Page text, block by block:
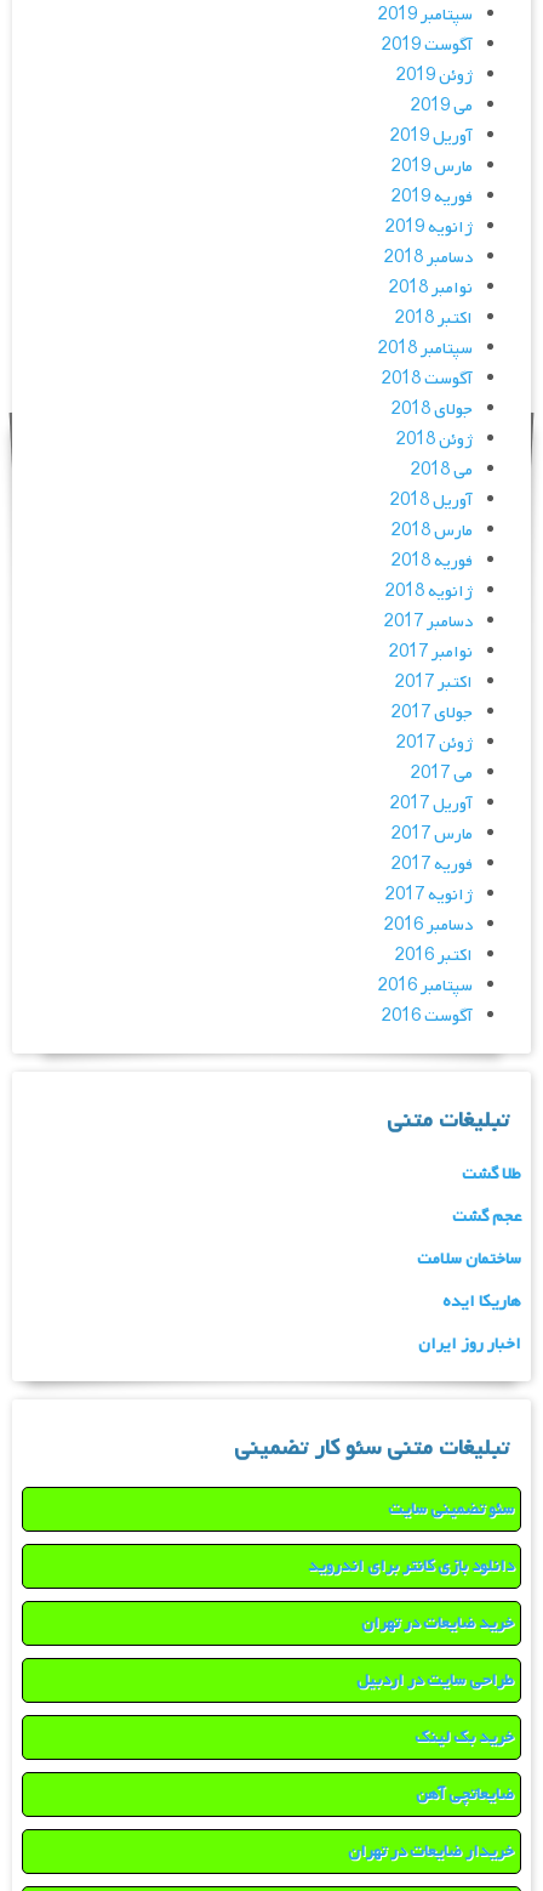
سپتامبر 2019
آگوست 2019
ژوئن 2019
می 2019
آوریل 2019
مارس 2019
فوریه 2019
ژانویه 2019
دسامبر 2018
نوامبر 2018
اکتبر 2018
سپتامبر 2018
آگوست 2018
جولای 2018
ژوئن 2018
می 2018
آوریل 2018
مارس 2018
فوریه 2018
ژانویه 2018
دسامبر 2017
نوامبر 2017
اکتبر 2017
جولای 2017
ژوئن 2017
می 2017
آوریل 2017
مارس 2017
فوریه 2017
ژانویه 2017
دسامبر 2016
اکتبر 2016
سپتامبر 2016
آگوست 2016
تبلیغات متنی
طلا گشت
عجم گشت
ساختمان سلامت
هاریکا ایده
اخبار روز ایران
تبلیغات متنی سئو کار تضمینی
سئو تضمینی سایت
دانلود بازی کانتر برای اندروید
خرید ضایعات در تهران
طراحی سایت در اردبیل
خرید بک لینک
ضایعاتچی آهن
خریدار ضایعات در تهران